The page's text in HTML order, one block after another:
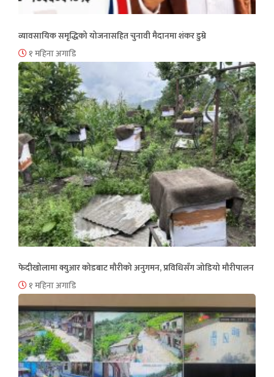
व्यावसायिक समृद्धिको योजनासहित चुनावी मैदानमा शंकर डुम्रे
१ महिना अगाडि
फेदीखोलामा क्युआर कोडबाट मौरीको अनुगमन, प्रविधिसँग जोडियो मौरीपालन
१ महिना अगाडि